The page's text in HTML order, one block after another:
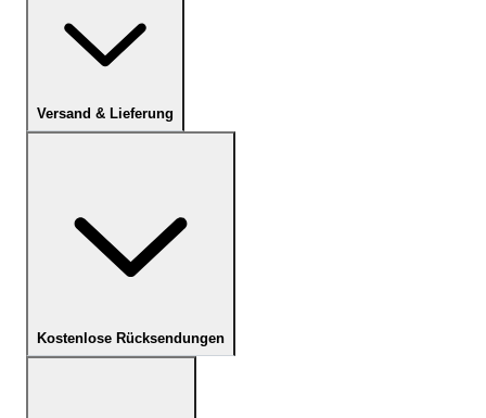
Versand & Lieferung
Kostenlose Rücksendungen